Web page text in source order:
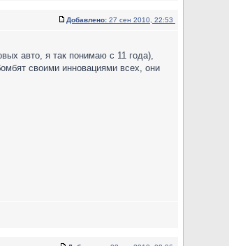
Добавлено: 27 сен 2010, 22:53
авто, я так понимаю с 11 года),
своими инновациями всех, они